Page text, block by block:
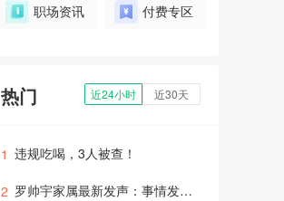
职场资讯 付费专区
热门 近24小时 近30天
1 违规吃喝，3人被查！
2 罗帅宇家属最新发声：事情发酵后医院暂未联系我们，从去年7月开始举报，还没有什么进展